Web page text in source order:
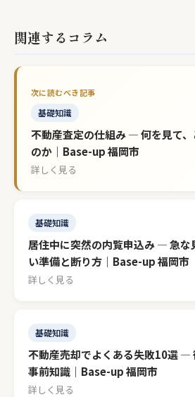
関連するコラム
基礎知識
不動産査定の仕組み — 何を見て
のか｜Base-up 福岡市
詳しく見る
基礎知識
居住中に突然の内覧申込み — 急な
い準備と断り方｜Base-up 福岡市
詳しく見る
基礎知識
不動産売却でよくある失敗10選 —
事前知識｜Base-up 福岡市
詳しく見る